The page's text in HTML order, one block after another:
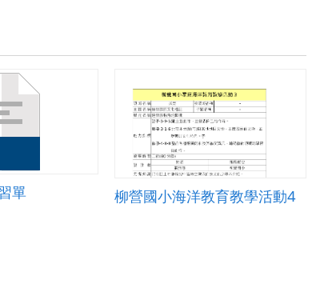
單 柳營國小海洋教育教學活動4